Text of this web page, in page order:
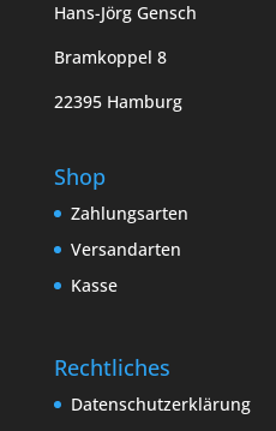
Hans-Jörg Gensch
Bramkoppel 8
22395 Hamburg
Shop
Zahlungsarten
Versandarten
Kasse
Rechtliches
Datenschutzerklärung